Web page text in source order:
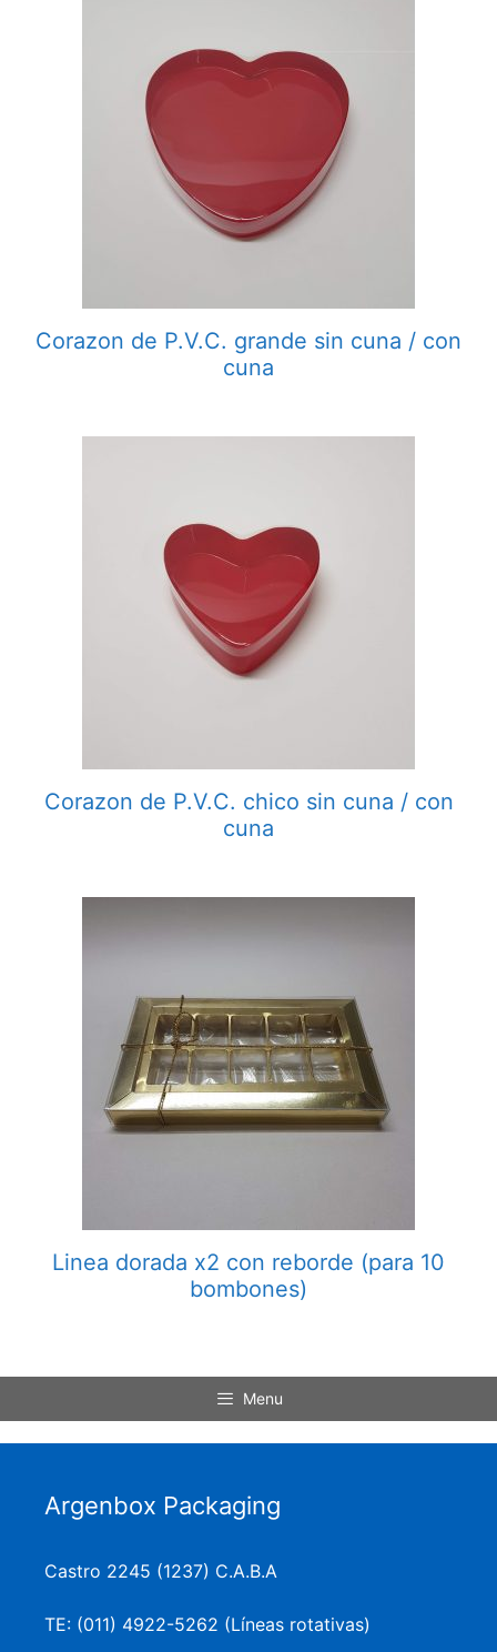
Corazon de P.V.C. grande sin cuna / con
cuna
Corazon de P.V.C. chico sin cuna / con
cuna
Linea dorada x2 con reborde (para 10
bombones)
Menu
Argenbox Packaging
Castro 2245 (1237) C.A.B.A
TE: (011) 4922-5262 (Líneas rotativas)